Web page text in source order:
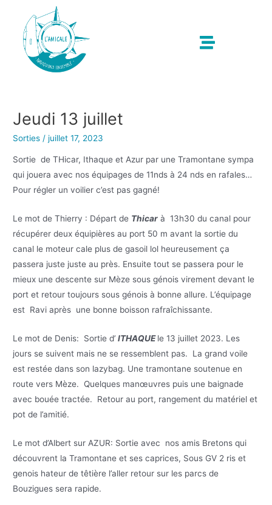
Jeudi 13 juillet
Sorties /juillet 17, 2023
Sortie de THicar, Ithaque et Azur par une Tramontane sympa
qui jouera avec nos équipages de 11nds à 24 nds en rafales…
Pour régler un voilier c’est pas gagné!
Le mot de Thierry : Départ de Thicar à 13h30 du canal pour
récupérer deux équipières au port 50 m avant la sortie du
canal le moteur cale plus de gasoil lol heureusement ça
passera juste juste au près. Ensuite tout se passera pour le
mieux une descente sur Mèze sous génois virement devant le
port et retour toujours sous génois à bonne allure. L’équipage
est Ravi après une bonne boisson rafraîchissante.
Le mot de Denis: Sortie d’ ITHAQUEle 13 juillet 2023. Les
jours se suivent mais ne se ressemblent pas. La grand voile
est restée dans son lazybag. Une tramontane soutenue en
route vers Mèze. Quelques manœuvres puis une baignade
avec bouée tractée. Retour au port, rangement du matériel et
pot de l’amitié.
Le mot d’Albert sur AZUR: Sortie avec nos amis Bretons qui
découvrent la Tramontane et ses caprices, Sous GV 2 ris et
genois hateur de têtière l’aller retour sur les parcs de
Bouzigues sera rapide.